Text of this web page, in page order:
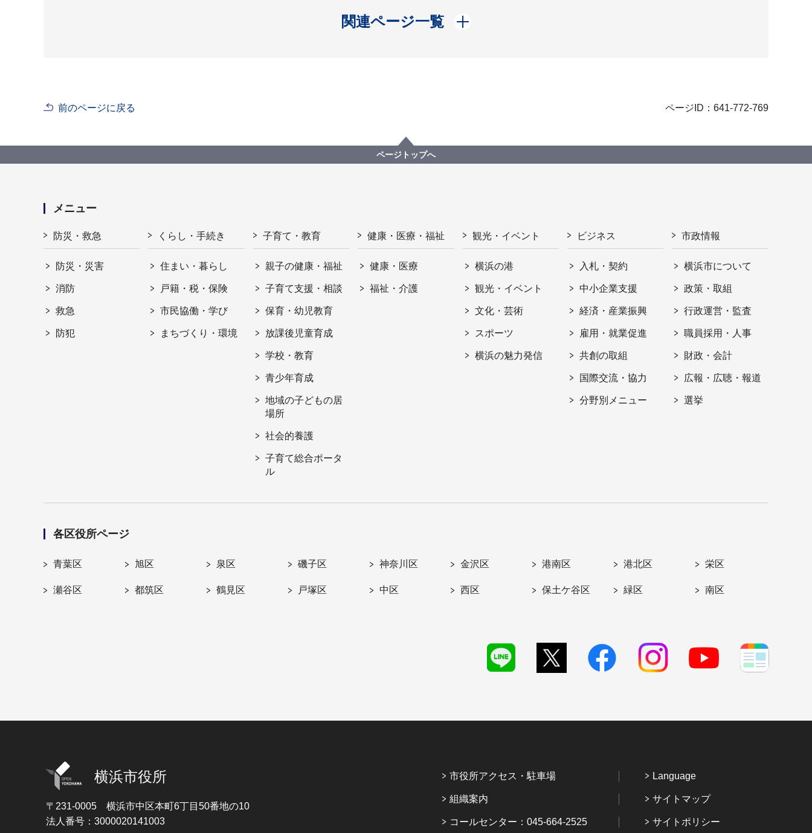
関連ページ一覧
開く
前のページに戻る ページID：641-772-769
ページトップへ
メニュー
防災・救急
防災・災害
消防
救急
防犯
くらし・手続き
住まい・暮らし
戸籍・税・保険
市民協働・学び
まちづくり・環境
子育て・教育
親子の健康・福祉
子育て支援・相談
保育・幼児教育
放課後児童育成
学校・教育
青少年育成
地域の子どもの居
場所
社会的養護
子育て総合ポータ
ル
健康・医療・福祉
健康・医療
福祉・介護
観光・イベント
横浜の港
観光・イベント
文化・芸術
スポーツ
横浜の魅力発信
ビジネス
入札・契約
中小企業支援
経済・産業振興
雇用・就業促進
共創の取組
国際交流・協力
分野別メニュー
市政情報
横浜市について
政策・取組
行政運営・監査
職員採用・人事
財政・会計
広報・広聴・報道
選挙
各区役所ページ
青葉区 旭区 泉区 磯子区 神奈川区 金沢区 港南区 港北区 栄区
瀬谷区 都筑区 鶴見区 戸塚区 中区 西区 保土ケ谷区 緑区 南区
横浜市役所
〒231-0005 横浜市中区本町6丁目50番地の10
法人番号：3000020141003
市役所アクセス・駐車場
組織案内
コールセンター：045-664-2525
Language
サイトマップ
サイトポリシー